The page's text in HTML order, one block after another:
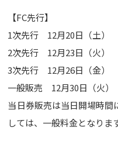
【FC先行】
1次先行 12月20日（土）
2次先行 12月23日（火）
3次先行 12月26日（金）
一般販売 12月30日（火）
当日券販売は当日開場時間
しては、一般料金となりま